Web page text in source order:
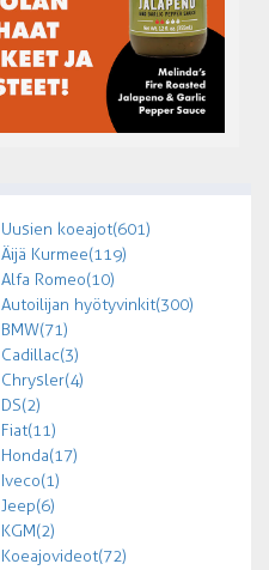
Uusien koeajot (601)
Äijä Kurmee (119)
Alfa Romeo (10)
Autoilijan hyötyvinkit (300)
BMW (71)
Cadillac (3)
Chrysler (4)
DS (2)
Fiat (11)
Honda (17)
Iveco (1)
Jeep (6)
KGM (2)
Koeajovideot (72)